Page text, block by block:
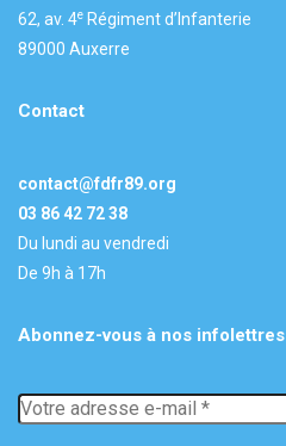
62, av. 4e Régiment d’Infanterie
89000 Auxerre
Contact
contact@fdfr89.org
03 86 42 72 38
Du lundi au vendredi
De 9h à 17h
Abonnez-vous à nos infolettres
Votre
adresse